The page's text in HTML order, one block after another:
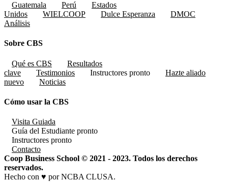
Guatemala Perú
Estados
Unidos
WIELCOOP Dulce Esperanza
DMOC
Análisis
Sobre CBS
Qué es CBS
Resultados
clave
Testimonios Instructores pronto
Hazte aliado
nuevo
Noticias
Cómo usar la CBS
Visita Guiada
Guía del Estudiante pronto
Instructores pronto
Contacto
Coop Business School © 2021 - 2023. Todos los derechos
reservados.
Hecho con ♥ por NCBA CLUSA.